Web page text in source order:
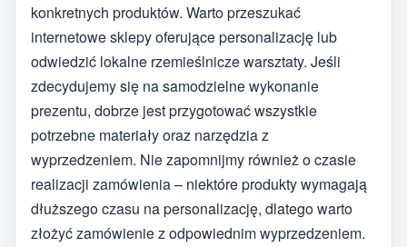
konkretnych produktów. Warto przeszukać
internetowe sklepy oferujące personalizację lub
odwiedzić lokalne rzemieślnicze warsztaty. Jeśli
zdecydujemy się na samodzielne wykonanie
prezentu, dobrze jest przygotować wszystkie
potrzebne materiały oraz narzędzia z
wyprzedzeniem. Nie zapomnijmy również o czasie
realizacji zamówienia – niektóre produkty wymagają
dłuższego czasu na personalizację, dlatego warto
złożyć zamówienie z odpowiednim wyprzedzeniem.